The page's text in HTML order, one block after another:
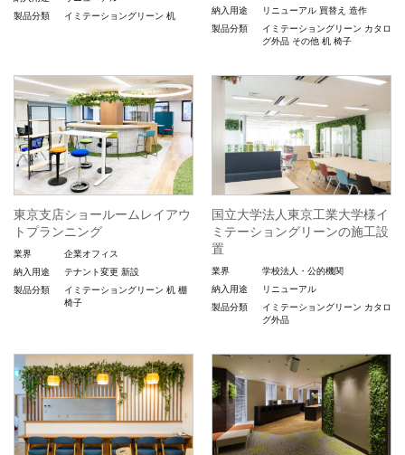
製品分類
イミテーショングリーン 机
納入用途
リニューアル 買替え 造作
製品分類
イミテーショングリーン カタロ
グ外品 その他 机 椅子
東京支店ショールームレイアウ
トプランニング
業界
企業オフィス
納入用途
テナント変更 新設
製品分類
イミテーショングリーン 机 棚
椅子
国立大学法人東京工業大学様イ
ミテーショングリーンの施工設
置
業界
学校法人・公的機関
納入用途
リニューアル
製品分類
イミテーショングリーン カタロ
グ外品